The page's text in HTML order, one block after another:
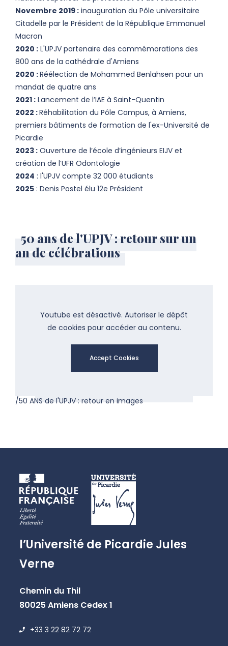
Novembre 2019 : inauguration du Pôle universitaire
Citadelle par le Président de la République Emmanuel
Macron
2020 : L'UPJV partenaire des commémorations des
800 ans de la cathédrale d'Amiens
2020 :Réélection de Mohammed Benlahsen pour un
mandat de quatre ans
2021 : Lancement de l’IAE à Saint-Quentin
2022 :Réhabilitation du Pôle Campus, à Amiens,
premiers bâtiments de formation de l'ex-Université de
Picardie
2023 : Ouverture de l’école d’ingénieurs EIJV​ et
création de l’UFR Odontologie​
2024 : l'UPJV compte 32 000 étudiants
2025 : Denis Postel élu 12e Président
50 ans de l'UPJV : retour sur un
an de célébrations
Youtube est désactivé. Autoriser le dépôt
de cookies pour accéder au contenu.
Accept Cookies
/50 ANS de l'UPJV : retour en images
l’Université de Picardie Jules
Verne
Chemin du Thil
80025 Amiens Cedex 1
+33 3 22 82 72 72